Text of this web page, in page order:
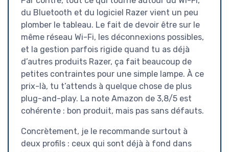
du Bluetooth et du logiciel Razer vient un peu
plomber le tableau. Le fait de devoir être sur le
même réseau Wi-Fi, les déconnexions possibles,
et la gestion parfois rigide quand tu as déjà
d’autres produits Razer, ça fait beaucoup de
petites contraintes pour une simple lampe. À ce
prix-là, tu t’attends à quelque chose de plus
plug-and-play. La note Amazon de 3,8/5 est
cohérente : bon produit, mais pas sans défauts.
Concrètement, je le recommande surtout à
deux profils : ceux qui sont déjà à fond dans